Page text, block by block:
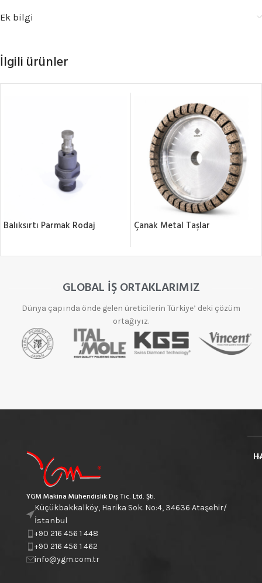
Ek bilgi
İlgili ürünler
Balıksırtı Parmak Rodaj Çanak Metal Taşlar
GLOBAL İŞ ORTAKLARIMIZ
Dünya çapında önde gelen üreticilerin Türkiye’ deki çözüm
ortağıyız.
YGM Makina Mühendislik Dış Tic. Ltd. Şti.
Küçükbakkalköy, Harika Sok. No:4, 34636 Ataşehir/
İstanbul
+90 216 456 1 448
+90 216 456 1 462
info@ygm.com.tr